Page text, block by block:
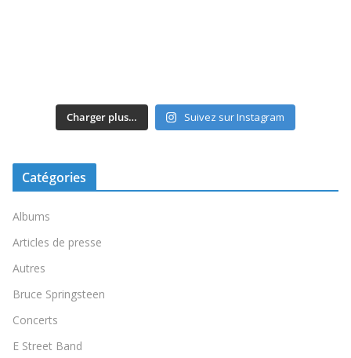
Charger plus… Suivez sur Instagram
Catégories
Albums
Articles de presse
Autres
Bruce Springsteen
Concerts
E Street Band